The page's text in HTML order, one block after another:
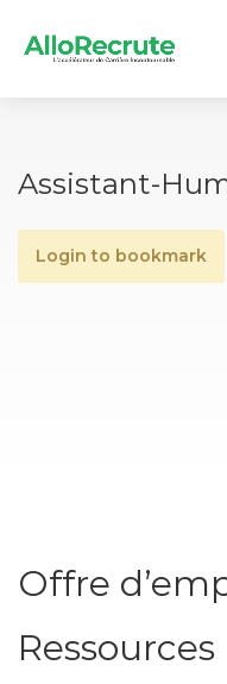
Assistant-
Login to bookmark
Offre